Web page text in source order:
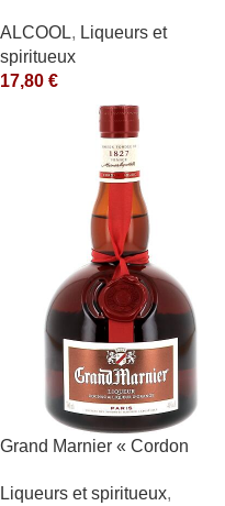
ALCOOL, Liqueurs et
spiritueux
17,80 €
Grand Marnier « Cordon
Lapostolle
Liqueurs et spiritueux,